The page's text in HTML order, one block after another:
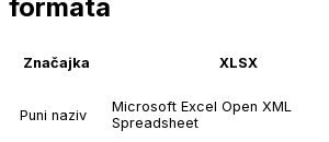
formata
Značajka XLSX
Puni naziv
Microsoft Excel Open XML
Spreadsheet